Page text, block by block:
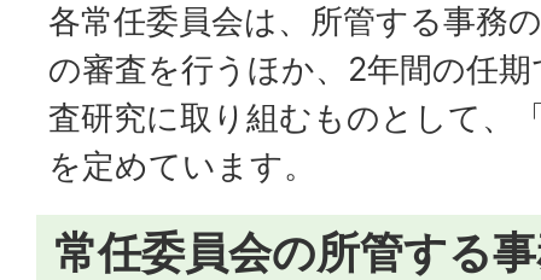
各常任委員会は、所管する事務
の審査を行うほか、2年間の任
査研究に取り組むものとして、
を定めています。
常任委員会の所管する